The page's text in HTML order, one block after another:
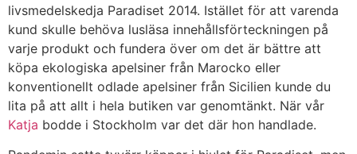
livsmedelskedja Paradiset 2014. Istället för att varenda
kund skulle behöva lusläsa innehållsförteckningen på
varje produkt och fundera över om det är bättre att
köpa ekologiska apelsiner från Marocko eller
konventionellt odlade apelsiner från Sicilien kunde du
lita på att allt i hela butiken var genomtänkt. När vår
Katja bodde i Stockholm var det där hon handlade.